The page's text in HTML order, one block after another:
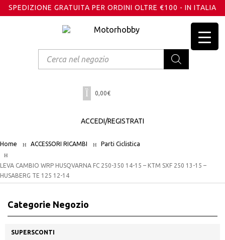
SPEDIZIONE GRATUITA PER ORDINI OLTRE €100 - IN ITALIA
search
0,00€
ACCEDI/REGISTRATI
Home ACCESSORI RICAMBI Parti Ciclistica
LEVA CAMBIO WRP HUSQVARNA FC 250-350 14-15 – KTM SXF 250 13-15 –
HUSABERG TE 125 12-14
Categorie Negozio
SUPERSCONTI